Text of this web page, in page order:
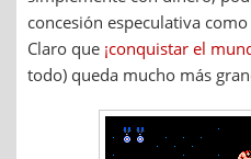
concesión especulativa
Claro que ¡conquistar el
todo) queda mucho más